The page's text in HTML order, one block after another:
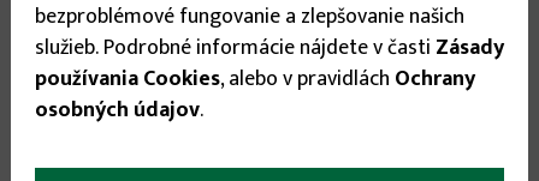


bezproblémové fungovanie a zlepšovanie našich
služieb. Podrobné informácie nájdete v časti Zásady
používania Cookies, alebo v pravidlách Ochrany
osobných údajov.